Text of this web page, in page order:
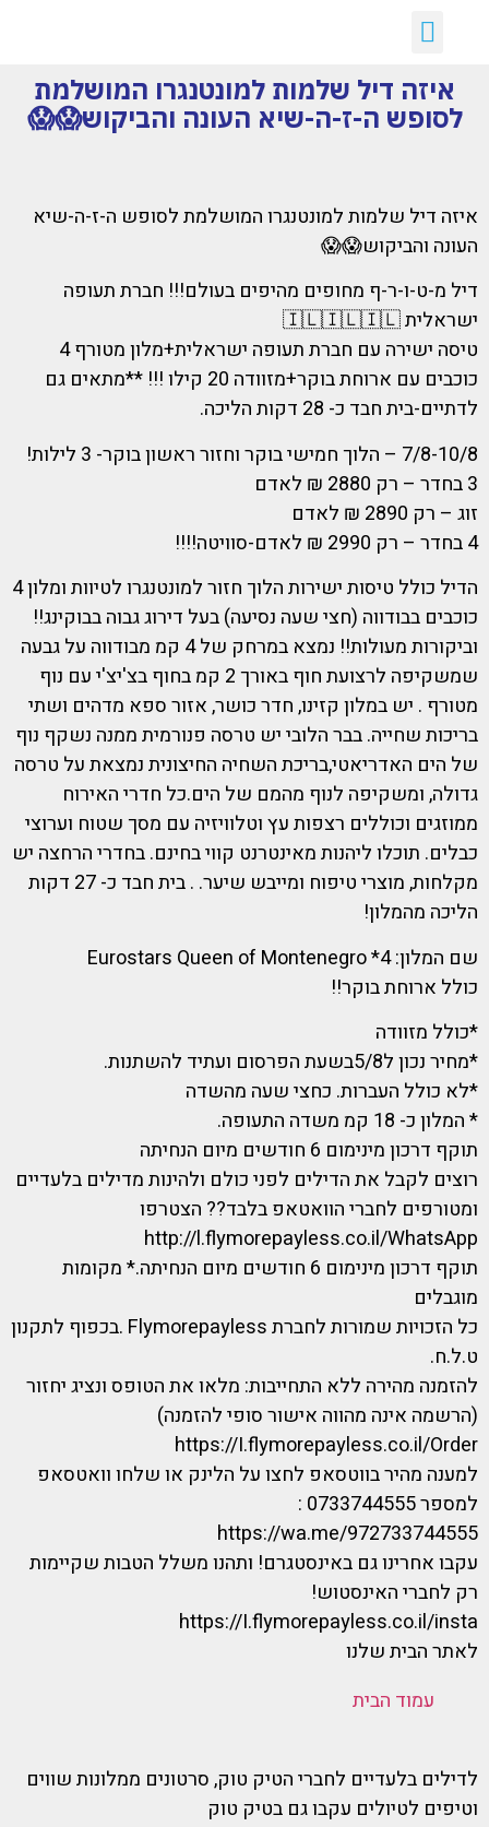
איזה דיל שלמות למונטנגרו המושלמת
לסופש ה-ז-ה-שיא העונה והביקוש😱😱
איזה דיל שלמות למונטנגרו המושלמת לסופש ה-ז-ה-שיא
העונה והביקוש😱😱
דיל מ-ט-ו-ר-ף מחופים מהיפים בעולם!!! חברת תעופה
ישראלית 🇮🇱🇮🇱🇮🇱
טיסה ישירה עם חברת תעופה ישראלית+מלון מטורף 4
כוכבים עם ארוחת בוקר+מזוודה 20 קילו !!! **מתאים גם
לדתיים-בית חבד כ- 28 דקות הליכה.
7/8-10/8 – הלוך חמישי בוקר וחזור ראשון בוקר- 3 לילות!
3 בחדר – רק 2880 ₪ לאדם
זוג – רק 2890 ₪ לאדם
4 בחדר – רק 2990 ₪ לאדם-סוויטה!!!!
הדיל כולל טיסות ישירות הלוך חזור למונטנגרו לטיוות ומלון 4
כוכבים בבודווה (חצי שעה נסיעה) בעל דירוג גבוה בבוקינג!!
וביקורות מעולות!! נמצא במרחק של 4 קמ מבודווה על גבעה
שמשקיפה לרצועת חוף באורך 2 קמ בחוף בצ'יצ'י עם נוף
מטורף . יש במלון קזינו, חדר כושר, אזור ספא מדהים ושתי
בריכות שחייה. בבר הלובי יש טרסה פנורמית ממנה נשקף נוף
של הים האדריאטי,בריכת השחיה החיצונית נמצאת על טרסה
גדולה, ומשקיפה לנוף מהמם של הים.כל חדרי האירוח
ממוזגים וכוללים רצפות עץ וטלוויזיה עם מסך שטוח וערוצי
כבלים. תוכלו ליהנות מאינטרנט קווי בחינם. בחדרי הרחצה יש
מקלחות, מוצרי טיפוח ומייבש שיער. . בית חבד כ- 27 דקות
הליכה מהמלון!
שם המלון: 4* Eurostars Queen of Montenegro
כולל ארוחת בוקר!!
*כולל מזוודה
*מחיר נכון ל5/8בשעת הפרסום ועתיד להשתנות.
*לא כולל העברות. כחצי שעה מהשדה
* המלון כ- 18 קמ משדה התעופה.
תוקף דרכון מינימום 6 חודשים מיום הנחיתה
רוצים לקבל את הדילים לפני כולם ולהינות מדילים בלעדיים
ומטורפים לחברי הוואטאפ בלבד?? הצטרפו
http://l.flymorepayless.co.il/WhatsApp
תוקף דרכון מינימום 6 חודשים מיום הנחיתה.* מקומות
מוגבלים
כל הזכויות שמורות לחברת Flymorepayless .בכפוף לתקנון
ט.ל.ח.
להזמנה מהירה ללא התחייבות: מלאו את הטופס ונציג יחזור
(הרשמה אינה מהווה אישור סופי להזמנה)
https://I.flymorepayless.co.il/Order
למענה מהיר בווטסאפ לחצו על הלינק או שלחו וואטסאפ
למספר 0733744555 :
https://wa.me/972733744555
עקבו אחרינו גם באינסטגרם! ותהנו משלל הטבות שקיימות
רק לחברי האינסטוש!
https://I.flymorepayless.co.il/insta
לאתר הבית שלנו
עמוד הבית
לדילים בלעדיים לחברי הטיק טוק, סרטונים ממלונות שווים
וטיפים לטיולים עקבו גם בטיק טוק